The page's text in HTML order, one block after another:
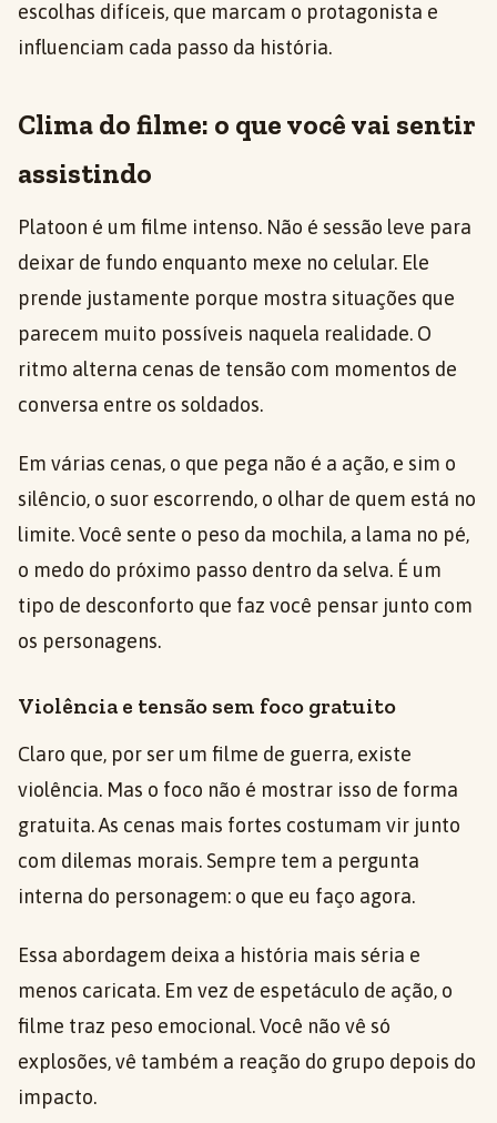
escolhas difíceis, que marcam o protagonista e
influenciam cada passo da história.
Clima do filme: o que você vai sentir
assistindo
Platoon é um filme intenso. Não é sessão leve para
deixar de fundo enquanto mexe no celular. Ele
prende justamente porque mostra situações que
parecem muito possíveis naquela realidade. O
ritmo alterna cenas de tensão com momentos de
conversa entre os soldados.
Em várias cenas, o que pega não é a ação, e sim o
silêncio, o suor escorrendo, o olhar de quem está no
limite. Você sente o peso da mochila, a lama no pé,
o medo do próximo passo dentro da selva. É um
tipo de desconforto que faz você pensar junto com
os personagens.
Violência e tensão sem foco gratuito
Claro que, por ser um filme de guerra, existe
violência. Mas o foco não é mostrar isso de forma
gratuita. As cenas mais fortes costumam vir junto
com dilemas morais. Sempre tem a pergunta
interna do personagem: o que eu faço agora.
Essa abordagem deixa a história mais séria e
menos caricata. Em vez de espetáculo de ação, o
filme traz peso emocional. Você não vê só
explosões, vê também a reação do grupo depois do
impacto.